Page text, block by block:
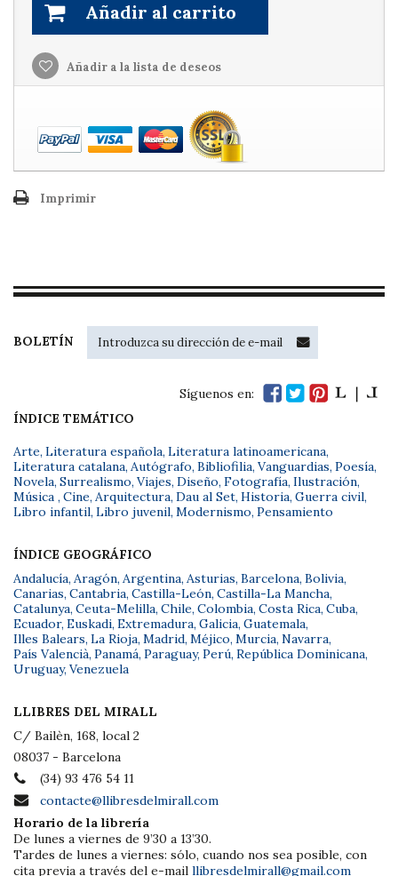
Añadir al carrito
Añadir a la lista de deseos
Imprimir
BOLETÍN
Síguenos en:
ÍNDICE TEMÁTICO
Arte, Literatura española, Literatura latinoamericana,
Literatura catalana, Autógrafo, Bibliofilia, Vanguardias, Poesía,
Novela, Surrealismo, Viajes, Diseño, Fotografía, Ilustración,
Música , Cine, Arquitectura, Dau al Set, Historia, Guerra civil,
Libro infantil, Libro juvenil, Modernismo, Pensamiento
ÍNDICE GEOGRÁFICO
Andalucía, Aragón, Argentina, Asturias, Barcelona, Bolivia,
Canarias, Cantabria, Castilla-León, Castilla-La Mancha,
Catalunya, Ceuta-Melilla, Chile, Colombia, Costa Rica, Cuba,
Ecuador, Euskadi, Extremadura, Galicia, Guatemala,
Illes Balears, La Rioja, Madrid, Méjico, Murcia, Navarra,
País Valencià, Panamá, Paraguay, Perú, República Dominicana,
Uruguay, Venezuela
LLIBRES DEL MIRALL
C/ Bailèn, 168, local 2
08037 - Barcelona
(34) 93 476 54 11
contacte@llibresdelmirall.com
Horario de la librería
De lunes a viernes de 9’30 a 13’30.
Tardes de lunes a viernes: sólo, cuando nos sea posible, con
cita previa a través del e-mail llibresdelmirall@gmail.com